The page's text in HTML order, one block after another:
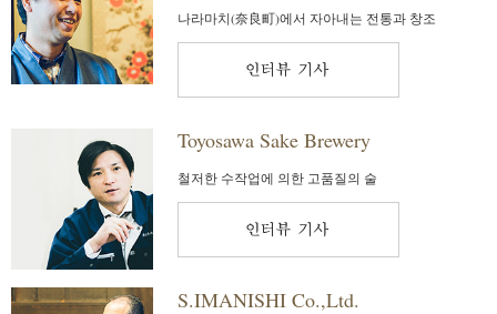
나라마치(奈良町)에서 자아내는 전통과 창조
Toyosawa Sake Brewery
철저한 수작업에 의한 고품질의 술
S.IMANISHI Co.,Ltd.